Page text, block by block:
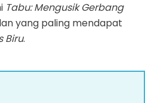
Tabu: Mengusik Gerbang
yang paling mendapat
Biru.